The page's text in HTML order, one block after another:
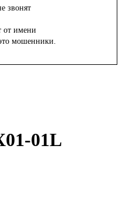
звонят
от имени
мошенники.
01L